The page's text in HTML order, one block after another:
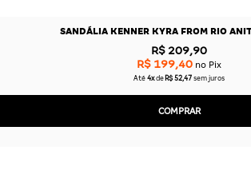
SANDÁLIA KENNER KYRA FROM RIO
R$ 209,90
R$ 199,40 no Pix
Até 4x de R$ 52,47 sem juros
COMPRAR